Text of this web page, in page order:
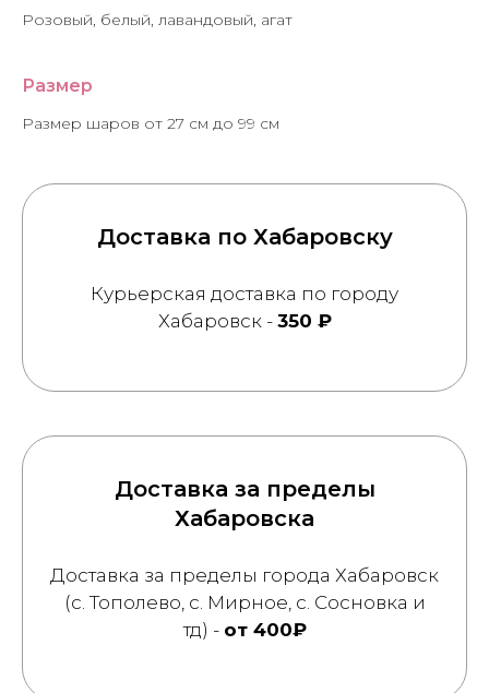
Розовый, белый, лавандовый, агат
Размер
Размер шаров от 27 см до 99 см
Доставка по Хабаровску
Курьерская доставка по городу
Хабаровск - 350 ₽
Доставка за пределы
Хабаровска
Доставка за пределы города Хабаровск
(с. Тополево, с. Мирное, с. Сосновка и
тд) - от 400₽